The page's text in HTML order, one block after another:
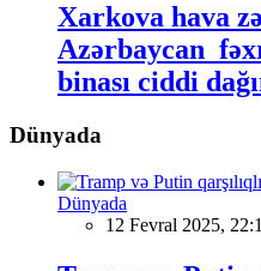
Xarkova hava
Azərbaycan
binası ciddi
Dünyada
Dünyada
12 Fevral 2025,